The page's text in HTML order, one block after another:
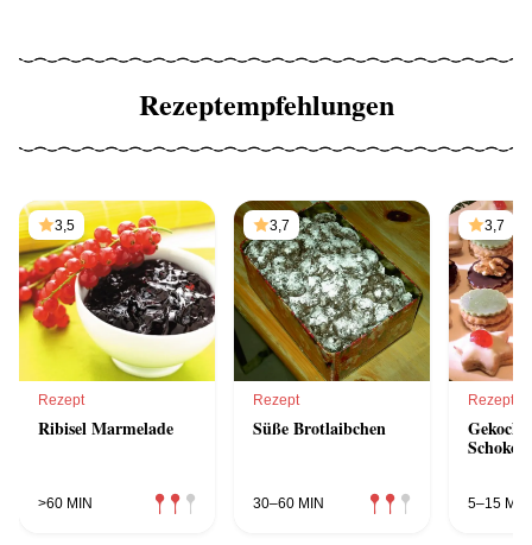
Rezeptempfehlungen
3,5
Rezept
Ribisel Marmelade
>60 MIN
3,7
Rezept
Süße Brotlaibchen
30–60 MIN
3,7
Rezept
5–15 MIN